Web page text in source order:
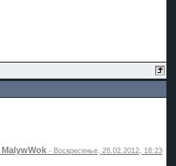
MalywWok - Воскресенье, 26.02.2012, 18:23